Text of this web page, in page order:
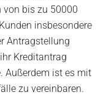
von bis zu 50000
insbesondere
Antragstellung
Kreditantrag
Außerdem ist es mit
zu vereinbaren.